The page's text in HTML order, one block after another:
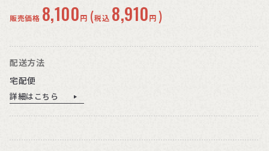
販売価格 8,100円 (税込 8,910円 )
配送方法
宅配便
詳細はこちら